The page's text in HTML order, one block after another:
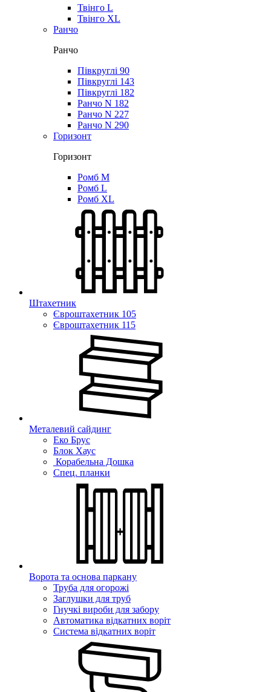
Твінго L
Твінго XL
Ранчо
Ранчо
Півкруглі 90
Півкруглі 143
Півкруглі 182
Ранчо N 182
Ранчо N 227
Ранчо N 290
Горизонт
Горизонт
Ромб M
Ромб L
Ромб XL
Штахетник
Євроштахетник 105
Євроштахетник 115
Металевий сайдинг
Еко Брус
Блок Хаус
Корабельна Дошка
Спец. планки
Ворота та основа паркану
Труба для огорожі
Заглушки для труб
Гнучкі вироби для забору
Автоматика відкатних воріт
Система відкатних воріт